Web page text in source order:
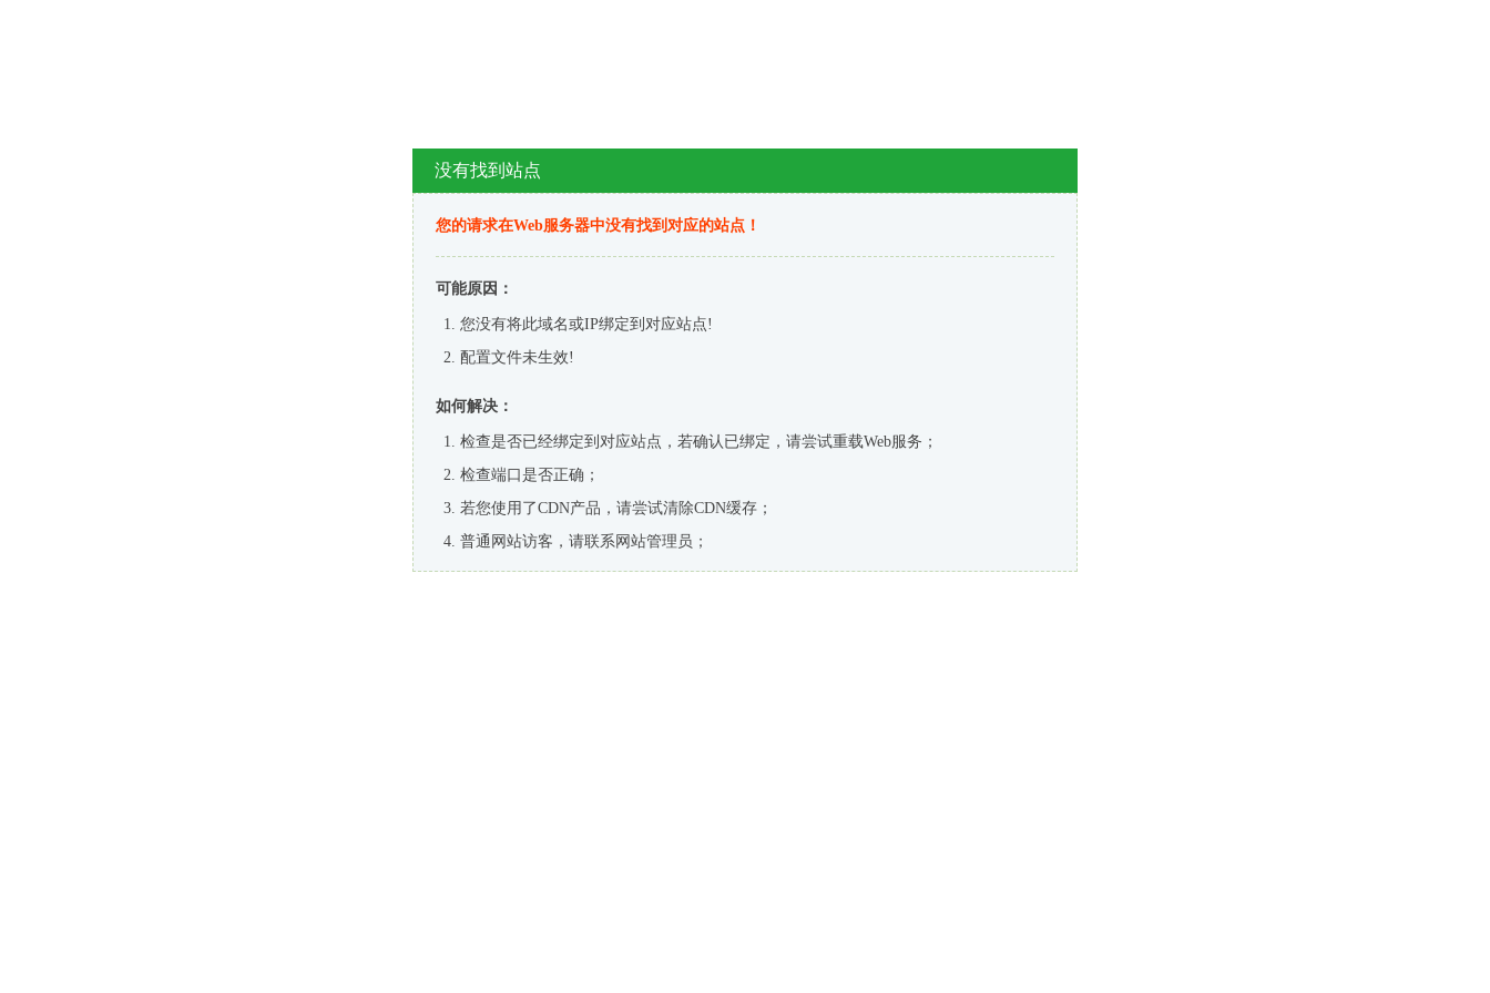
没有找到站点
您的请求在Web服务器中没有找到对应的站点！
可能原因：
您没有将此域名或IP绑定到对应站点!
配置文件未生效!
如何解决：
检查是否已经绑定到对应站点，若确认已绑定，请尝试重载Web服务；
检查端口是否正确；
若您使用了CDN产品，请尝试清除CDN缓存；
普通网站访客，请联系网站管理员；